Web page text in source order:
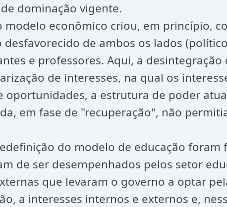
dominação vigente.
econômico criou, em princípio,
de ambos os lados
e professores. Aqui, a
de interesses, na qual os
oportunidades, a estrutura de poder
em fase de "recuperação", não
do modelo de educação foram
de ser desempenhados pelos setor
que levaram o governo a optar
a interesses internos e externos e,